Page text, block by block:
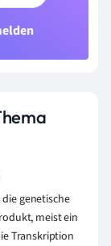
genetische
meist ein
Transkription